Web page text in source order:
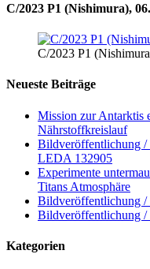
C/2023 P1 (Nishimura),
C/2023 P1
Neueste Beiträge
Mission zur Antarktis
Nährstoffkreislauf
Bildveröffentlichung /
LEDA 132905
Experimente
Titans Atmosphäre
Bildveröffentlichung
Bildveröffentlichung /
Kategorien